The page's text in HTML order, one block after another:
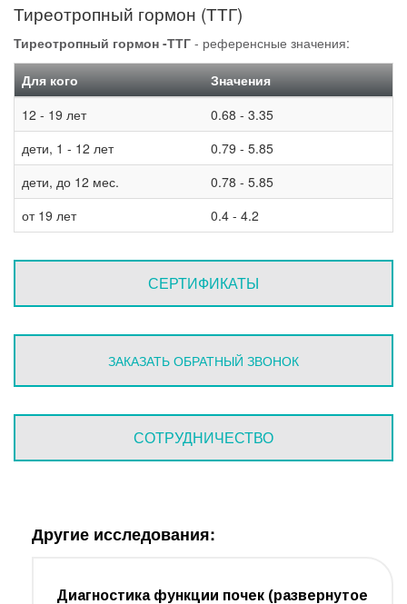
Тиреотропный гормон (ТТГ)
Тиреотропный гормон -ТТГ - референсные значения:
Для кого
Значения
12 - 19 лет
0.68 - 3.35
дети, 1 - 12 лет
0.79 - 5.85
дети, до 12 мес.
0.78 - 5.85
от 19 лет
0.4 - 4.2
СЕРТИФИКАТЫ
ЗАКАЗАТЬ ОБРАТНЫЙ ЗВОНОК
СОТРУДНИЧЕСТВО
Другие исследования:
Диагностика функции почек (развернутое